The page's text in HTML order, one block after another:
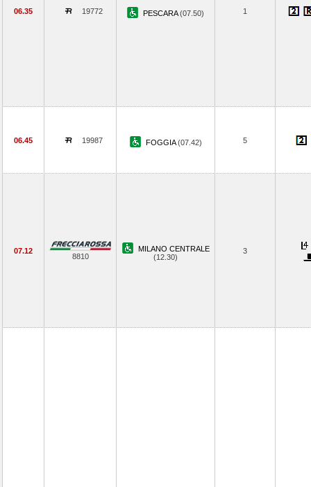
06.35 19772 PESCARA(07.50) 1
06.45 19987 FOGGIA(07.42) 5
07.12
8810
MILANO CENTRALE
(12.30)
3